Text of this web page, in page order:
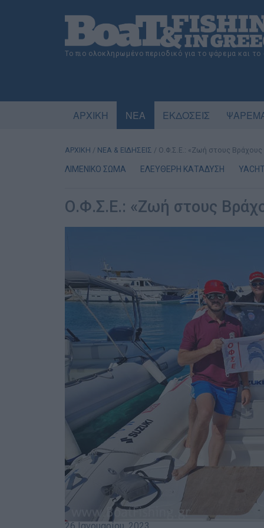
Το πιο ολοκληρωμένο περιοδικό για το ψάρεμα και
ΑΡΧΙΚΗ ΝΕΑ ΕΚΔΟΣΕΙΣ
ΑΡΧΙΚΗ / ΝΕΑ & ΕΙΔΗΣΕΙΣ / Ο.Φ.Σ.Ε.: «Ζωή στους Βράχους
ΛΙΜΕΝΙΚΟ ΣΩΜΑ ΕΛΕΥΘΕΡΗ ΚΑΤΑΔΥΣΗ
Ο.Φ.Σ.Ε.: «Ζωή στους